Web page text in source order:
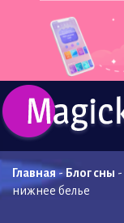
Главная-Блог сны -
нижнее белье